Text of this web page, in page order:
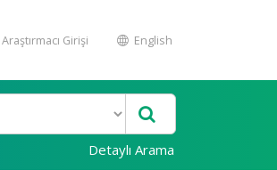
Araştırmacı Girişi English
Detaylı Arama